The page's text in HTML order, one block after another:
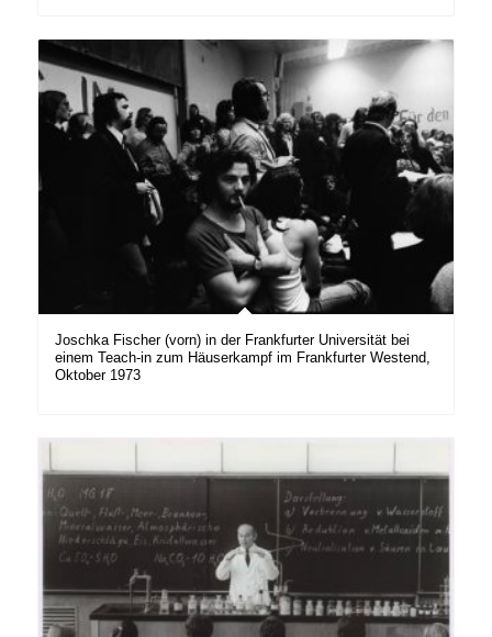
Joschka Fischer (vorn) in der Frankfurter Universität bei
einem Teach-in zum Häuserkampf im Frankfurter Westend,
Oktober 1973